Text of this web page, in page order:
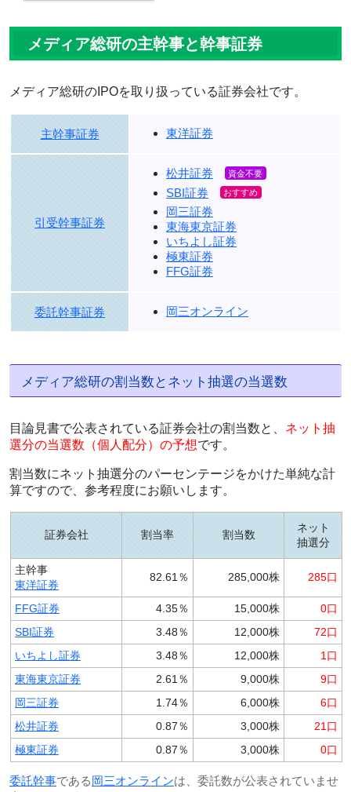
メディア総研の主幹事と幹事証券
メディア総研のIPOを取り扱っている証券会社です。
主幹事証券 東洋証券
引受幹事証券
松井証券
SBI証券
岡三証券
東海東京証券
いちよし証券
極東証券
FFG証券
委託幹事証券 岡三オンライン
メディア総研の割当数とネット抽選の当選数
目論見書で公表されている証券会社の割当数と、 ネット抽
選分の当選数（個人配分）の予想です。
割当数にネット抽選分のパーセンテージをかけた単純な計
算ですので、参考程度にお願いします。
証券会社 割当率 割当数
ネット
抽選分
主幹事
東洋証券
82.61％ 285,000株 285口
FFG証券 4.35％ 15,000株
0口
SBI証券
3.48％ 12,000株
72口
いちよし証券
3.48％ 12,000株
1口
東海東京証券
2.61％ 9,000株
9口
岡三証券
1.74％ 6,000株
6口
松井証券
0.87％ 3,000株
21口
極東証券
0.87％ 3,000株 0口
委託幹事である岡三オンラインは、委託数が公表されていませ